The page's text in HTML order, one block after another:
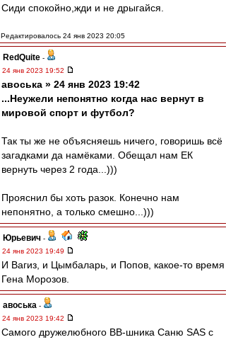
Сиди спокойно,жди и не дрыгайся.
Редактировалось 24 янв 2023 20:05
RedQuite -
24 янв 2023 19:52
авоська » 24 янв 2023 19:42
...Неужели непонятно когда нас вернут в
мировой спорт и футбол?
Так ты же не объясняешь ничего, говоришь всё
загадками да намёками. Обещал нам ЕК
вернуть через 2 года...)))
Прояснил бы хоть разок. Конечно нам
непонятно, а только смешно...)))
Юрьевич -
24 янв 2023 19:49
И Вагиз, и Цымбаларь, и Попов, какое-то время
Гена Морозов.
авоська -
24 янв 2023 19:42
Самого дружелюбного ВВ-шника Саню SAS с